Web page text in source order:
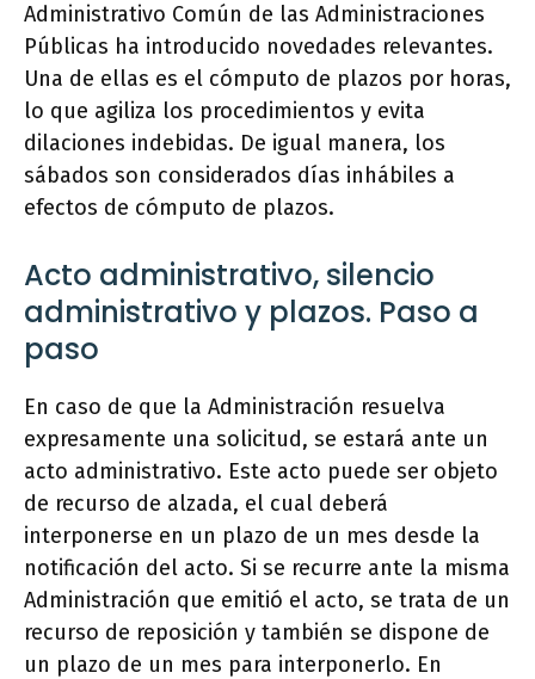
Administrativo Común de las Administraciones
Públicas ha introducido novedades relevantes.
Una de ellas es el cómputo de plazos por horas,
lo que agiliza los procedimientos y evita
dilaciones indebidas. De igual manera, los
sábados son considerados días inhábiles a
efectos de cómputo de plazos.
Acto administrativo, silencio
administrativo y plazos. Paso a
paso
En caso de que la Administración resuelva
expresamente una solicitud, se estará ante un
acto administrativo. Este acto puede ser objeto
de recurso de alzada, el cual deberá
interponerse en un plazo de un mes desde la
notificación del acto. Si se recurre ante la misma
Administración que emitió el acto, se trata de un
recurso de reposición y también se dispone de
un plazo de un mes para interponerlo. En